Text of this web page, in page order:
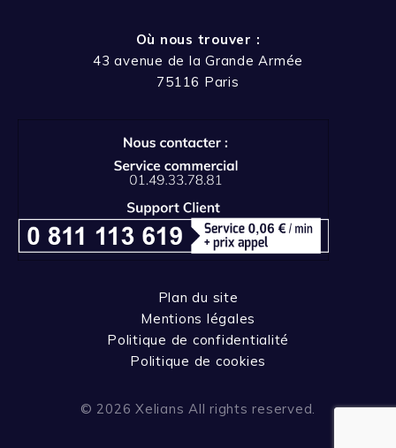
Où nous trouver :
43 avenue de la Grande Armée
75116 Paris
Plan du site
Mentions légales
Politique de confidentialité
Politique de cookies
© 2026 Xelians All rights reserved.